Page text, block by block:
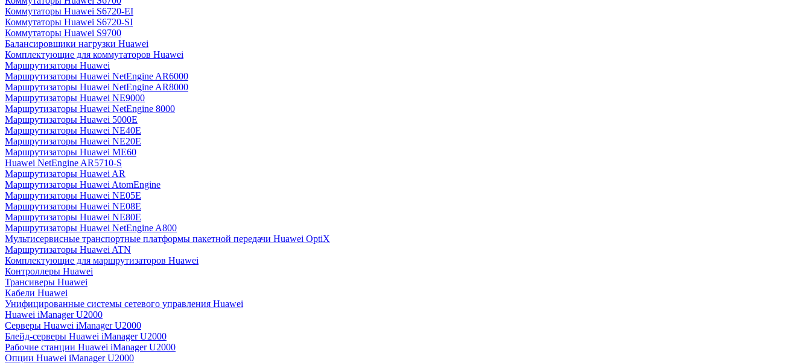
Коммутаторы Huawei S6720-EI
Коммутаторы Huawei S6720-SI
Коммутаторы Huawei S9700
Балансировщики нагрузки Huawei
Комплектующие для коммутаторов Huawei
Маршрутизаторы Huawei
Маршрутизаторы Huawei NetEngine AR6000
Маршрутизаторы Huawei NetEngine AR8000
Маршрутизаторы Huawei NE9000
Маршрутизаторы Huawei NetEngine 8000
Маршрутизаторы Huawei 5000E
Маршрутизаторы Huawei NE40E
Маршрутизаторы Huawei NE20E
Маршрутизаторы Huawei ME60
Huawei NetEngine AR5710-S
Маршрутизаторы Huawei AR
Маршрутизаторы Huawei AtomEngine
Маршрутизаторы Huawei NE05E
Маршрутизаторы Huawei NE08E
Маршрутизаторы Huawei NE80E
Маршрутизаторы Huawei NetEngine A800
Мультисервисные транспортные платформы пакетной передачи Huawei OptiX
Маршрутизаторы Huawei ATN
Комплектующие для маршрутизаторов Huawei
Контроллеры Huawei
Трансиверы Huawei
Кабели Huawei
Унифицированные системы сетевого управления Huawei
Huawei iManager U2000
Серверы Huawei iManager U2000
Блейд-серверы Huawei iManager U2000
Рабочие станции Huawei iManager U2000
Опции Huawei iManager U2000